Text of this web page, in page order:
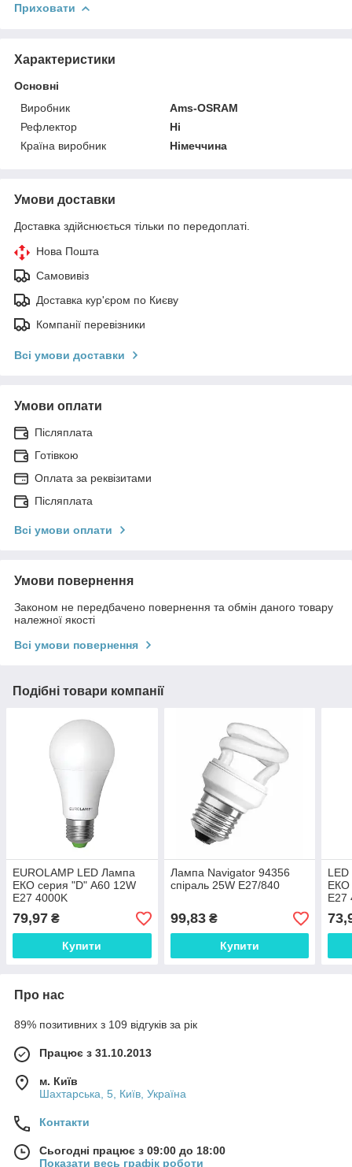
Приховати
Характеристики
Основні
Виробник
Ams-OSRAM
Рефлектор
Ні
Країна виробник
Німеччина
Умови доставки
Доставка здійснюється тільки по передоплаті.
Нова Пошта
Самовивіз
Доставка кур'єром по Києву
Компанії перевізники
Всі умови доставки
Умови оплати
Післяплата
Готівкою
Оплата за реквізитами
Післяплата
Всі умови оплати
Умови повернення
Законом не передбачено повернення та обмін даного товару
належної якості
Всі умови повернення
Подібні товари компанії
EUROLAMP LED Лампа
ЕКО серия "D" А60 12W
E27 4000K
79,97 ₴
Купити
Лампа Navigator 94356
спіраль 25W E27/840
99,83₴
Купити
ЕКО
E27
Про нас
89% позитивних з 109 відгуків за рік
Працює з 31.10.2013
м. Київ
Шахтарська, 5, Київ, Україна
Контакти
Сьогодні працює з 09:00 до 18:00
Показати весь графік роботи